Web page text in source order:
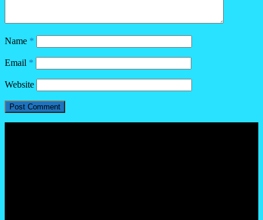
Name *
Email *
Website